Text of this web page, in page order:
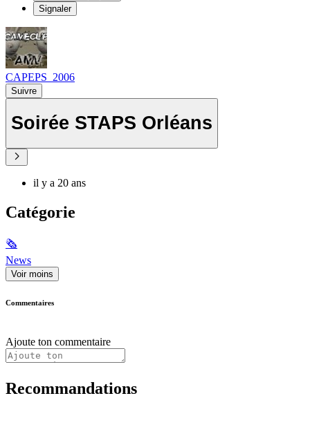
Signaler
CAPEPS_2006
Suivre
Soirée STAPS Orléans
il y a 20 ans
Catégorie
🗞
News
Voir moins
Commentaires
Ajoute ton commentaire
Recommandations